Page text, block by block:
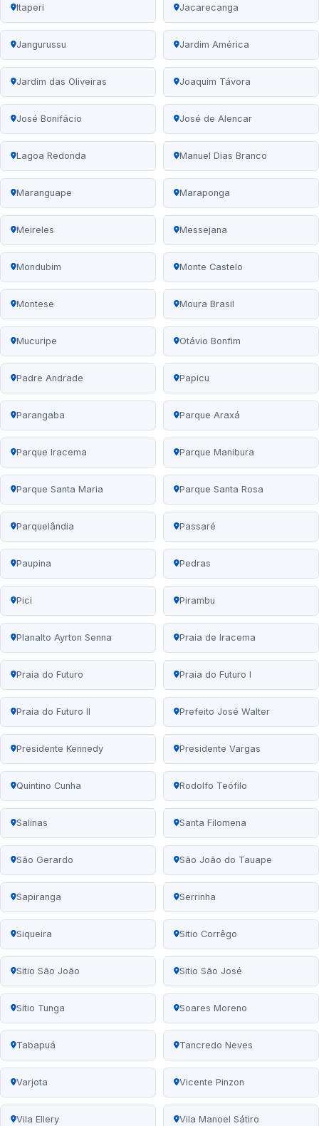
Itaperi Jacarecanga
Jangurussu Jardim América
Jardim das Oliveiras Joaquim Távora
José Bonifácio José de Alencar
Lagoa Redonda Manuel Dias Branco
Maranguape Maraponga
Meireles Messejana
Mondubim Monte Castelo
Montese Moura Brasil
Mucuripe Otávio Bonfim
Padre Andrade Papicu
Parangaba Parque Araxá
Parque Iracema Parque Manibura
Parque Santa Maria Parque Santa Rosa
Parquelândia Passaré
Paupina Pedras
Pici Pirambu
Planalto Ayrton Senna Praia de Iracema
Praia do Futuro Praia do Futuro I
Praia do Futuro II Prefeito José Walter
Presidente Kennedy Presidente Vargas
Quintino Cunha Rodolfo Teófilo
Salinas Santa Filomena
São Gerardo São João do Tauape
Sapiranga Serrinha
Siqueira Sitio Corrêgo
Sitio São João Sitio São José
Sítio Tunga Soares Moreno
Tabapuá Tancredo Neves
Varjota Vicente Pinzon
Vila Ellery Vila Manoel Sátiro